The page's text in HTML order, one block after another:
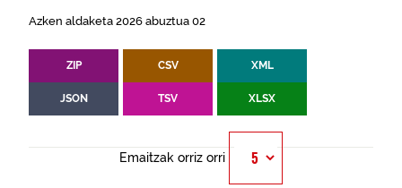
Azken aldaketa 2026 abuztua 02
ZIP CSV XML
JSON TSV XLSX
Emaitzak orriz orri